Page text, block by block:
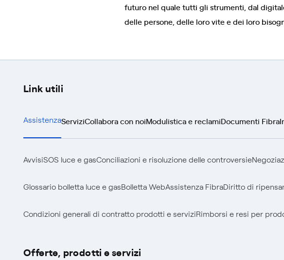
futuro nel quale tutti gli strumenti, dal
delle persone, delle loro vite e dei loro
Link utili
AssistenzaServiziCollabora con noiModulistica e reclamiDocumenti Fibra
AvvisiSOS luce e gasConciliazioni e risoluzione delle controversie
Glossario bolletta luce e gasBolletta WebAssistenza FibraDiritto di
Condizioni generali di contratto prodotti e serviziRimborsi e resi per
Offerte, prodotti e servizi